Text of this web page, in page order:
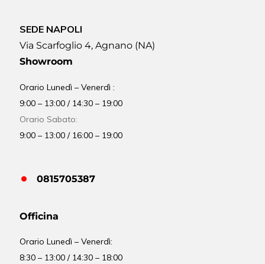
SEDE NAPOLI
Via Scarfoglio 4, Agnano (NA)
Showroom
Orario Lunedì – Venerdì :
9:00 – 13:00 / 14:30 – 19:00
Orario Sabato:
9:00 – 13:00 / 16:00 – 19:00
0815705387
Officina
OrarioLunedì – Venerdì:
8:30 – 13:00 / 14:30 – 18:00